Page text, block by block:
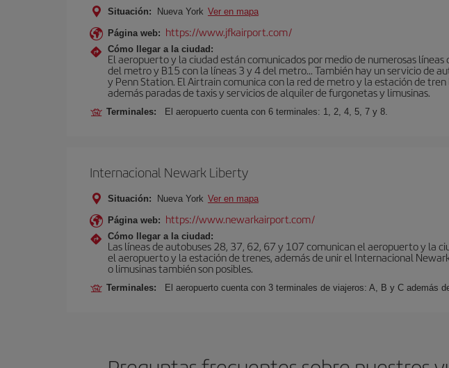
Situación: Nueva York Ver en mapa
Página web: https://www.jfkairport.com/
Cómo llegar a la ciudad:
El aeropuerto y la ciudad están comunicados por medio de numerosas
del metro y B15 con la líneas 3 y 4 del metro… También hay un servicio de
y Penn Station. El Airtrain comunica con la red de metro y la estación de
además paradas de taxis y servicios de alquiler de furgonetas y limusinas.
Terminales: El aeropuerto cuenta con 6 terminales: 1, 2, 4, 5, 7 y 8.
Internacional Newark Liberty
Situación: Nueva York Ver en mapa
Página web: https://www.newarkairport.com/
Cómo llegar a la ciudad:
Las líneas de autobuses 28, 37, 62, 67 y 107 comunican el aeropuerto y la
el aeropuerto y la estación de trenes, además de unir el Internacional
o limusinas también son posibles.
Terminales: El aeropuerto cuenta con 3 terminales de viajeros: A, B y C además